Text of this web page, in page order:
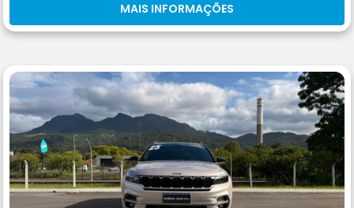
MAIS INFORMAÇÕES